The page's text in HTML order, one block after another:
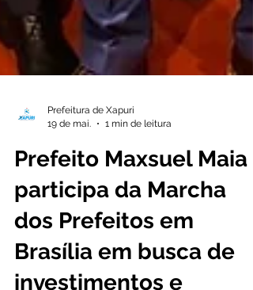
Prefeitura de Xapuri
Prefeito Maxsuel Maia